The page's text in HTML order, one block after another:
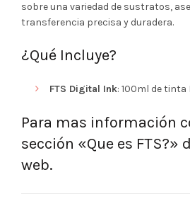
sobre una variedad de sustratos,
transferencia precisa y duradera.
¿Qué Incluye?
FTS Digital Ink: 100ml de tinta
Para mas información
sección «Que es FTS?»
web.